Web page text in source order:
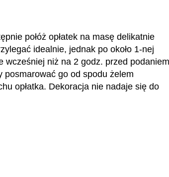
połóż opłatek na masę delikatnie
idealnie, jednak po około 1-nej
wcześniej niż na 2 godz. przed
posmarować go od spodu żelem
opłatka. Dekoracja nie nadaje się do